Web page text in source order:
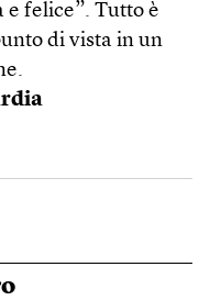
e felice”. Tutto è
di vista in un